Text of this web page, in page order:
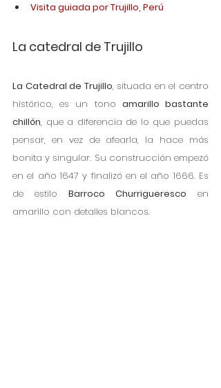
Visita guiada por Trujillo, Perú
La catedral de Trujillo
La Catedral de Trujillo, situada en el centro
histórico, es un tono amarillo bastante
chillón, que a diferencia de lo que puedas
pensar, en vez de afearla, la hace más
bonita y singular. Su construcción empezó
en el año 1647 y finalizó en el año 1666. Es
de estilo Barroco Churrigueresco en
amarillo con detalles blancos.